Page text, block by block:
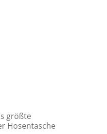
größte
Hosentasche